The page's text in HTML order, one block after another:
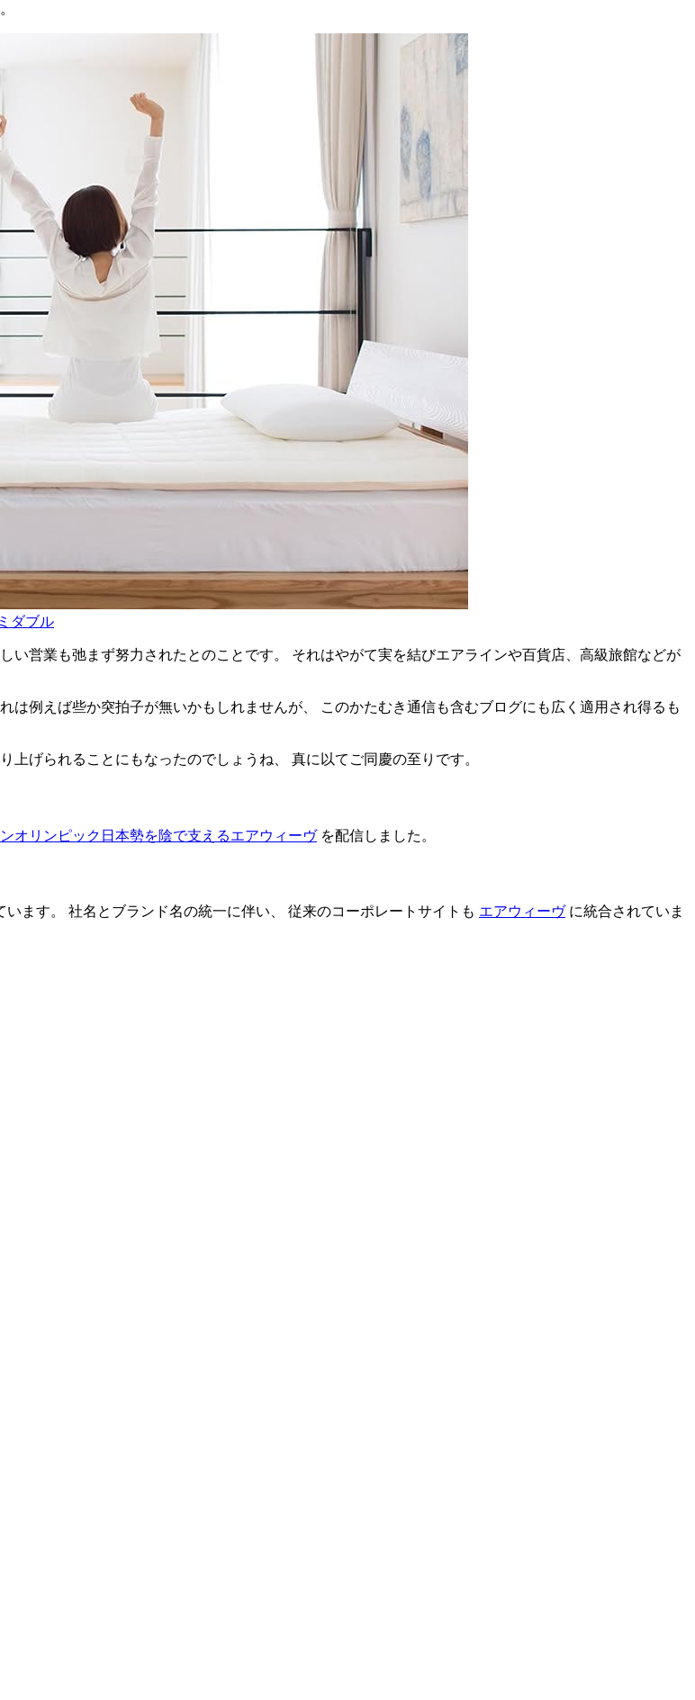
ダブル
営業も弛まず努力されたとのことです。 それはやがて実を結びエアラインや百貨店、高級旅館などが
は例えば些か突拍子が無いかもしれませんが、 このかたむき通信も含むブログにも広く適用され得るも
げられることにもなったのでしょうね、 真に以てご同慶の至りです。
オリンピック日本勢を陰で支えるエアウィーヴを配信しました。
ます。 社名とブランド名の統一に伴い、 従来のコーポレートサイトも エアウィーヴに統合されていま